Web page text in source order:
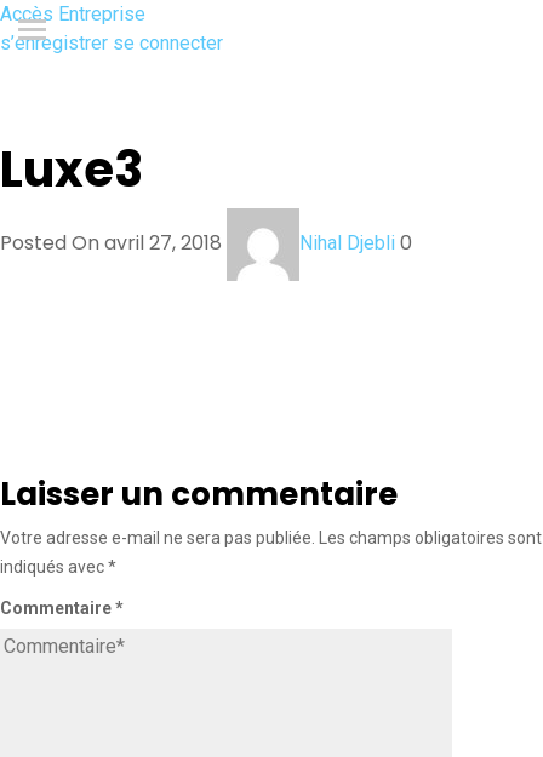
Accès Entreprise
s’enregistrer se connecter
Luxe3
Posted On avril 27, 2018 Nihal Djebli 0
Laisser un commentaire
Votre adresse e-mail ne sera pas publiée.
Les champs obligatoires sont
indiqués avec*
Commentaire*